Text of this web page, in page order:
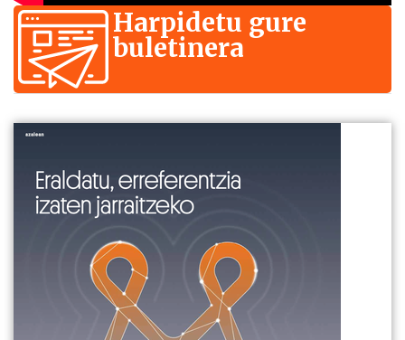
Harpidetu gure
buletinera